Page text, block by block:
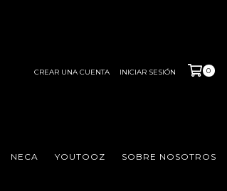
CREAR UNA CUENTA INICIAR SESIÓN 0
NECA YOUTOOZ SOBRE NOSOTROS